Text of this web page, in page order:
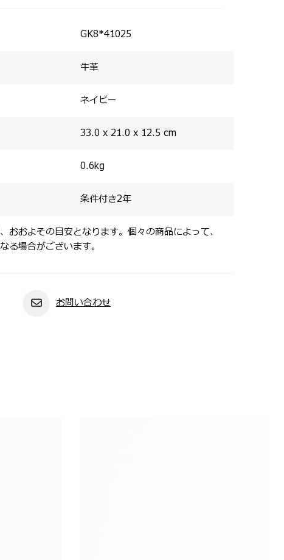
GK8*41025
牛革
ネイビー
33.0 x 21.0 x 12.5 cm
0.6kg
条件付き2年
おおよその目安となります。個々の商品によって、
る場合がございます。
お問い合わせ